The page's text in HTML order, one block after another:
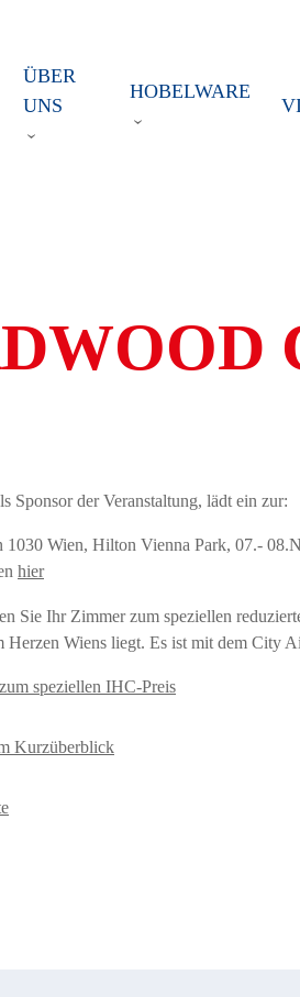
ÜBER
UNS
HOBELWARE
Sponsor der Veranstaltung, lädt ein zur:
Wien, Hilton Vienna Park, 07.-
hier
Sie Ihr Zimmer zum speziellen
Herzen Wiens liegt. Es ist mit dem City
speziellen IHC-Preis
Kurzüberblick